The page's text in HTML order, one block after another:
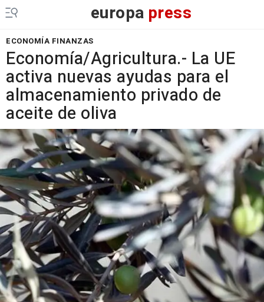
europa press
ECONOMÍA FINANZAS
Economía/Agricultura.- La UE
activa nuevas ayudas para el
almacenamiento privado de
aceite de oliva